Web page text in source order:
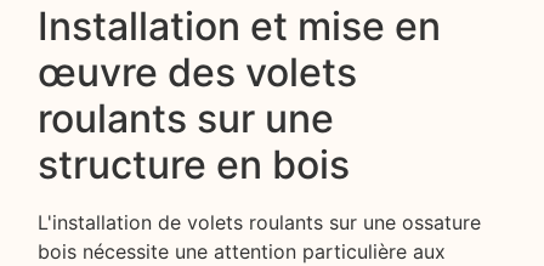
Installation et mise en
œuvre des volets
roulants sur une
structure en bois
L'installation de volets roulants sur une ossature
bois nécessite une attention particulière aux